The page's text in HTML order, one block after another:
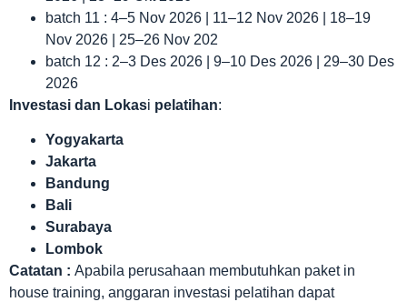
batch 11 : 4–5 Nov 2026 | 11–12 Nov 2026 | 18–19
Nov 2026 | 25–26 Nov 202
batch 12 : 2–3 Des 2026 | 9–10 Des 2026 | 29–30 Des
2026
Investasi dan Lokasi pelatihan:
Yogyakarta
Jakarta
Bandung
Bali
Surabaya
Lombok
Catatan : Apabila perusahaan membutuhkan paket in
house training, anggaran investasi pelatihan dapat